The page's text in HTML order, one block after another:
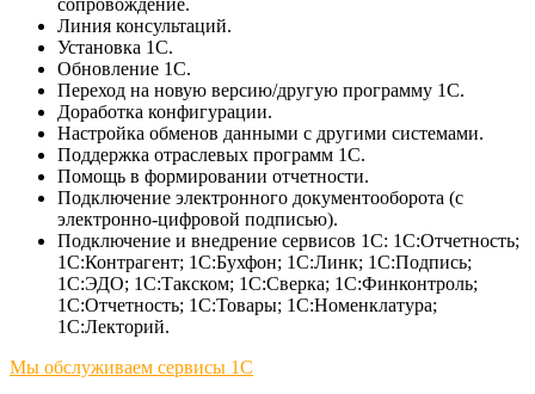
Линия консультаций.
Установка 1С.
Обновление 1С.
Переход на новую версию/другую программу 1С.
Доработка конфигурации.
Настройка обменов данными с другими системами.
Поддержка отраслевых программ 1С.
Помощь в формировании отчетности.
Подключение электронного документооборота (с
электронно-цифровой подписью).
Подключение и внедрение сервисов 1С: 1С:Отчетность;
1С:Контрагент; 1С:Бухфон; 1С:Линк; 1С:Подпись;
1С:ЭДО; 1С:Такском; 1С:Сверка; 1С:Финконтроль;
1С:Отчетность; 1С:Товары; 1С:Номенклатура;
1С:Лекторий.
Мы обслуживаем сервисы 1С